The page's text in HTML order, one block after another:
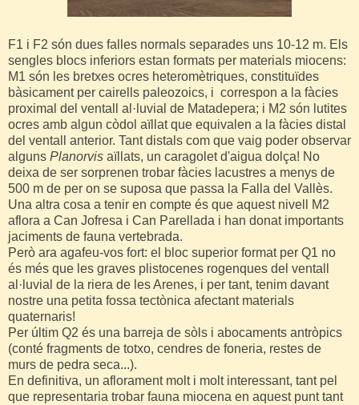
F1 i F2 són dues falles normals separades uns 10-12 m. Els
sengles blocs inferiors estan formats per materials miocens:
M1 són les bretxes ocres heteromètriques, constituïdes
bàsicament per cairells paleozoics, i correspon a la fàcies
proximal del ventall al·luvial de Matadepera; i M2 són lutites
ocres amb algun còdol aïllat que equivalen a la fàcies distal
del ventall anterior. Tant distals com que vaig poder observar
alguns Planorvis aïllats, un caragolet d'aigua dolça! No
deixa de ser sorprenen trobar fàcies lacustres a menys de
500 m de per on se suposa que passa la Falla del Vallès.
Una altra cosa a tenir en compte és que aquest nivell M2
aflora a Can Jofresa i Can Parellada i han donat importants
jaciments de fauna vertebrada.
Però ara agafeu-vos fort: el bloc superior format per Q1 no
és més que les graves plistocenes rogenques del ventall
al·luvial de la riera de les Arenes, i per tant, tenim davant
nostre una petita fossa tectònica afectant materials
quaternaris!
Per últim Q2 és una barreja de sòls i abocaments antròpics
(conté fragments de totxo, cendres de foneria, restes de
murs de pedra seca...).
En definitiva, un aflorament molt i molt interessant, tant pel
que representaria trobar fauna miocena en aquest punt tant